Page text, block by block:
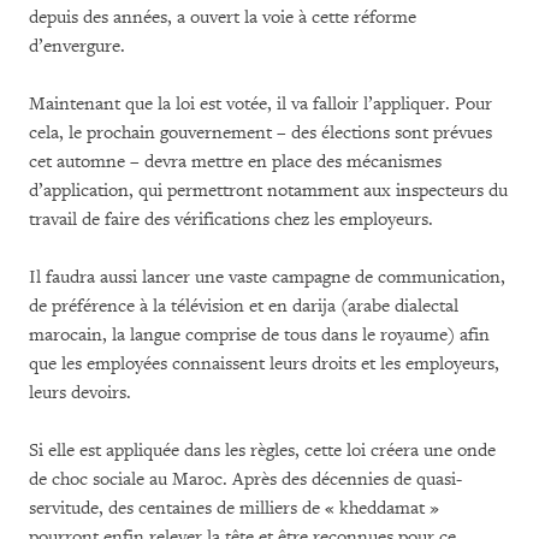
depuis des années, a ouvert la voie à cette réforme
d’envergure.
Maintenant que la loi est votée, il va falloir l’appliquer. Pour
cela, le prochain gouvernement – des élections sont prévues
cet automne – devra mettre en place des mécanismes
d’application, qui permettront notamment aux inspecteurs du
travail de faire des vérifications chez les employeurs.
Il faudra aussi lancer une vaste campagne de communication,
de préférence à la télévision et en darija (arabe dialectal
marocain, la langue comprise de tous dans le royaume) afin
que les employées connaissent leurs droits et les employeurs,
leurs devoirs.
Si elle est appliquée dans les règles, cette loi créera une onde
de choc sociale au Maroc. Après des décennies de quasi-
servitude, des centaines de milliers de « kheddamat »